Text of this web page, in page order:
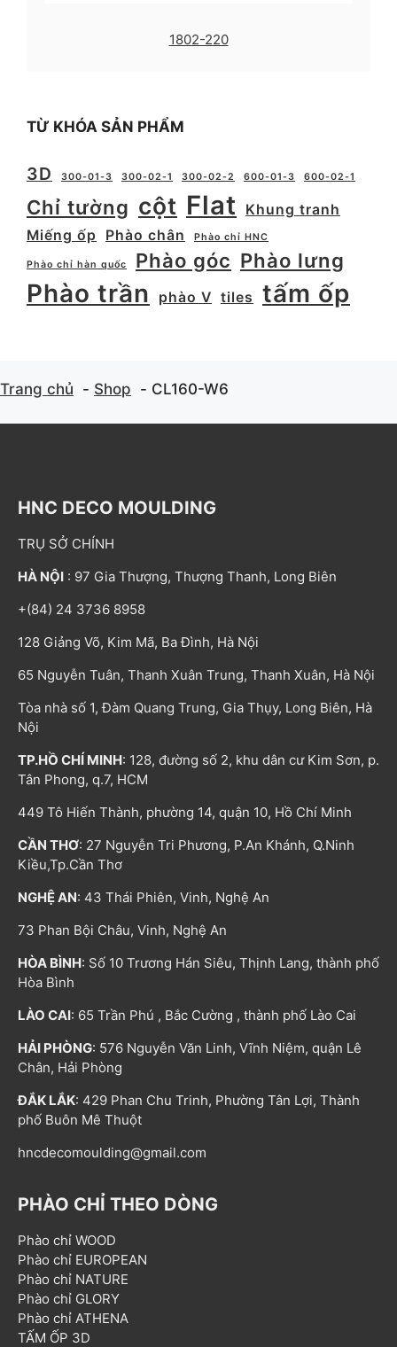
1802-220
TỪ KHÓA SẢN PHẨM
3D 300-01-3 300-02-1 300-02-2 600-01-3 600-02-1
Chỉ tường cột Flat
Khung tranh
Miếng ốp
Phào chân Phào chỉ HNC
Phào chỉ hàn quốc Phào góc Phào lưng
Phào trần phào V tiles tấm ốp
Trang chủ Shop CL160-W6
HNC DECO MOULDING
TRỤ SỞ CHÍNH
HÀ NỘI : 97 Gia Thượng, Thượng Thanh, Long Biên
+(84) 24 3736 8958
128 Giảng Võ, Kim Mã, Ba Đình, Hà Nội
65 Nguyễn Tuân, Thanh Xuân Trung, Thanh Xuân, Hà Nội
Tòa nhà số 1, Đàm Quang Trung, Gia Thụy, Long Biên, Hà
Nội
TP.HỒ CHÍ MINH: 128, đường số 2, khu dân cư Kim Sơn, p.
Tân Phong, q.7, HCM
449 Tô Hiến Thành, phường 14, quận 10, Hồ Chí Minh
CẦN THƠ: 27 Nguyễn Tri Phương, P.An Khánh, Q.Ninh
Kiều,Tp.Cần Thơ
NGHỆ AN: 43 Thái Phiên, Vinh, Nghệ An
73 Phan Bội Châu, Vinh, Nghệ An
HÒA BÌNH: Số 10 Trương Hán Siêu, Thịnh Lang, thành phố
Hòa Bình
LÀO CAI: 65 Trần Phú , Bắc Cường , thành phố Lào Cai
HẢI PHÒNG: 576 Nguyễn Văn Linh, Vĩnh Niệm, quận Lê
Chân, Hải Phòng
ĐẮK LẮK: 429 Phan Chu Trinh, Phường Tân Lợi, Thành
phố Buôn Mê Thuột
hncdecomoulding@gmail.com
PHÀO CHỈ THEO DÒNG
Phào chỉ WOOD
Phào chỉ EUROPEAN
Phào chỉ NATURE
Phào chỉ GLORY
Phào chỉ ATHENA
TẤM ỐP 3D